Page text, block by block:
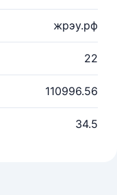
жрэу.рф
22
110996.56
34.5